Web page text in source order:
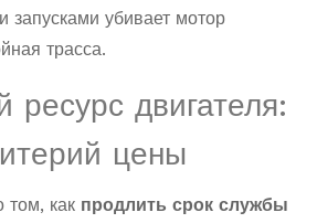
запусками убивает мотор
трасса.
ресурс двигателя:
цены
том, как продлить срок службы